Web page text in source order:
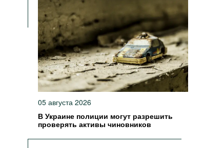
05 августа 2026
В Украине полиции могут разрешить
проверять активы чиновников